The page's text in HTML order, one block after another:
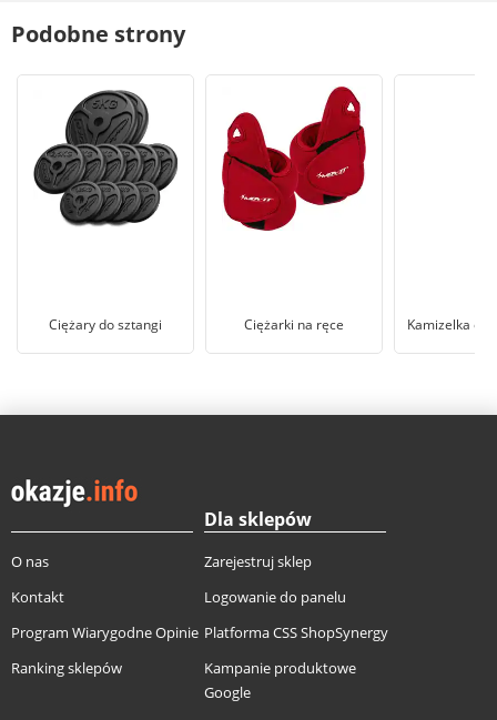
Podobne strony
Ciężary do sztangi Ciężarki na ręce Kamizelka
O nas
Kontakt
Program Wiarygodne Opinie
Ranking sklepów
Dla sklepów
Zarejestruj sklep
Logowanie do panelu
Platforma CSS ShopSynergy
Kampanie produktowe
Google